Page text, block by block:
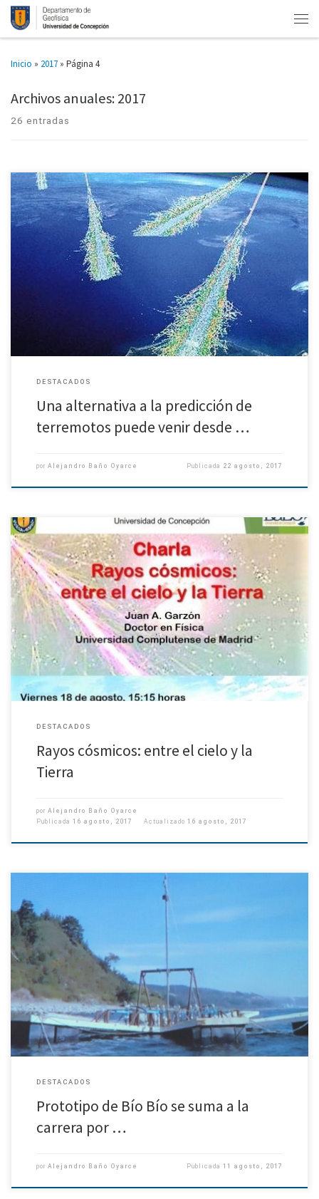
Inicio » 2017 » Página 4
Archivos anuales:2017
26 entradas
Experto en física destacó la potencialidad del estudio de los rayos cósmicos
Hoy existen detectores para la llegada de núcleos de átomos desde las
galaxias, los que al ser modificados […]
DESTACADOS
Una alternativa a la predicción de
terremotos puede venir desde …
por Alejandro Baño Oyarce Publicada 22 agosto, 2017
Este viernes 18 de agosto se realizará el seminario «Rayos cósmicos: entre el
cielo y la Tierra», ocasión en que el doctor en Física de la Universidad
Complutense de Madrid, […]
DESTACADOS
Rayos cósmicos: entre el cielo y la
Tierra
por Alejandro Baño Oyarce
Publicada 16 agosto, 2017 Actualizado 16 agosto, 2017
Potencial energético de las olas en Chile es el tercero del mundo
Departamento de Geofísica está apoyando proyecto de un emprendedor
de Talcahuano, que busca generar electricidad con la caída […]
DESTACADOS
Prototipo de Bío Bío se suma a la
carrera por …
por Alejandro Baño Oyarce Publicada11 agosto, 2017